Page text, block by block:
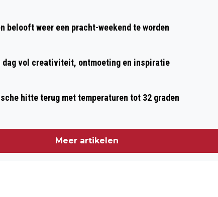
belooft weer een pracht-weekend te worden
dag vol creativiteit, ontmoeting en inspiratie
hitte terug met temperaturen tot 32 graden
Meer artikelen